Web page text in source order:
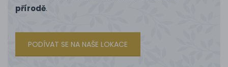
přírodě.
PODÍVAT SE NA NAŠE LOKACE